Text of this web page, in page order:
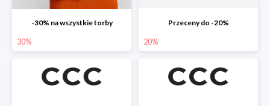
-30% na wszystkie torby
30%
Przeceny do -20%
20%